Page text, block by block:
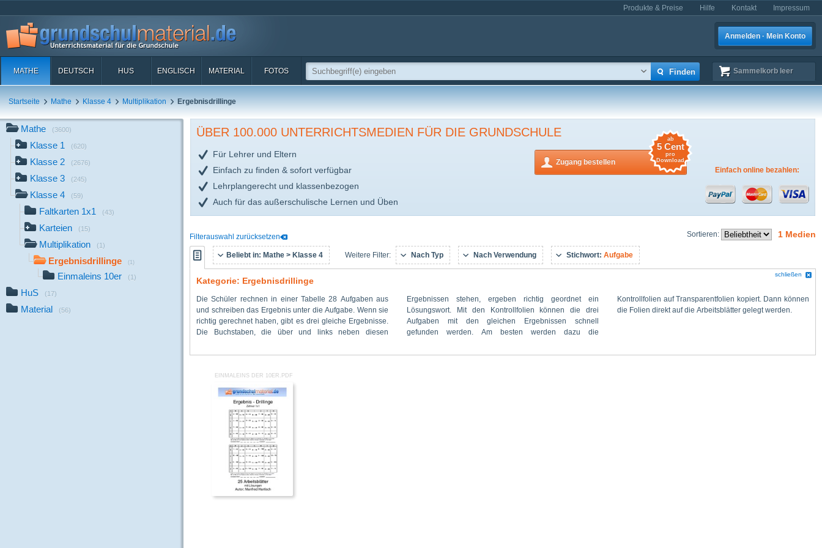
Produkte & Preise Hilfe Kontakt Impressum
Anmelden · Mein Konto
MATHE DEUTSCH HUS ENGLISCH MATERIAL FOTOS Sammelkorb leer
Startseite Mathe Klasse 4 Multiplikation Ergebnisdrillinge
Mathe (3600)
Klasse 1 (620)
Klasse 2 (2676)
Klasse 3 (245)
Klasse 4 (59)
Faltkarten 1x1 (43)
Karteien (15)
Multiplikation (1)
Ergebnisdrillinge (1)
Einmaleins 10er (1)
HuS (17)
Material (56)
ÜBER 100.000 UNTERRICHTSMEDIEN FÜR DIE GRUNDSCHULE
Für Lehrer und Eltern
Einfach zu finden & sofort verfügbar
Lehrplangerecht und klassenbezogen
Auch für das außerschulische Lernen und Üben
Zugang bestellen
ab
5 Cent
pro
Download
Einfach online bezahlen:
Sortieren: 1 Medien
Filterauswahl zurücksetzen
Beliebt in: Mathe > Klasse 4 Weitere Filter: Nach Typ Nach Verwendung Stichwort: Aufgabe
schließen
Kategorie: Ergebnisdrillinge
Die Schüler rechnen in einer Tabelle 28 Aufgaben aus
und schreiben das Ergebnis unter die Aufgabe. Wenn sie
richtig gerechnet haben, gibt es drei gleiche Ergebnisse.
Die Buchstaben, die über und links neben diesen
Ergebnissen stehen, ergeben richtig geordnet ein
Lösungswort. Mit den Kontrollfolien können die drei
Aufgaben mit den gleichen Ergebnissen schnell
gefunden werden. Am besten werden dazu die
Kontrollfolien auf Transparentfolien kopiert. Dann können
die Folien direkt auf die Arbeitsblätter gelegt werden.
EINMALEINS DER 10ER.PDF